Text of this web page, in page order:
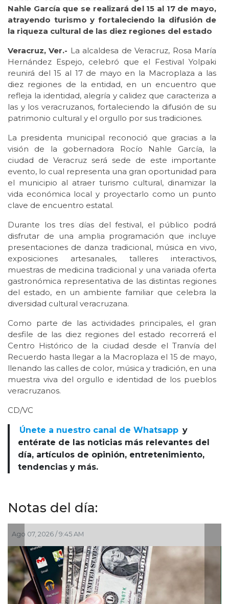
Nahle García que se realizará del 15 al 17 de mayo,
atrayendo turismo y fortaleciendo la difusión de
la riqueza cultural de las diez regiones del estado
Veracruz, Ver.- La alcaldesa de Veracruz, Rosa María
Hernández Espejo, celebró que el Festival Yolpaki
reunirá del 15 al 17 de mayo en la Macroplaza a las
diez regiones de la entidad, en un encuentro que
refleja la identidad, alegría y calidez que caracteriza a
las y los veracruzanos, fortaleciendo la difusión de su
patrimonio cultural y el orgullo por sus tradiciones.
La presidenta municipal reconoció que gracias a la
visión de la gobernadora Rocío Nahle García, la
ciudad de Veracruz será sede de este importante
evento, lo cual representa una gran oportunidad para
el municipio al atraer turismo cultural, dinamizar la
vida económica local y proyectarlo como un punto
clave de encuentro estatal.
Durante los tres días del festival, el público podrá
disfrutar de una amplia programación que incluye
presentaciones de danza tradicional, música en vivo,
exposiciones artesanales, talleres interactivos,
muestras de medicina tradicional y una variada oferta
gastronómica representativa de las distintas regiones
del estado, en un ambiente familiar que celebra la
diversidad cultural veracruzana.
Como parte de las actividades principales, el gran
desfile de las diez regiones del estado recorrerá el
Centro Histórico de la ciudad desde el Tranvía del
Recuerdo hasta llegar a la Macroplaza el 15 de mayo,
llenando las calles de color, música y tradición, en una
muestra viva del orgullo e identidad de los pueblos
veracruzanos.
CD/VC
Únete a nuestro canal de Whatsapp y
entérate de las noticias más relevantes del
día, artículos de opinión, entretenimiento,
tendencias y más.
Notas del día:
Ago 07, 2026 / 9:45 AM